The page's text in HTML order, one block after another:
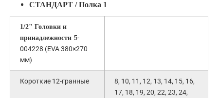
СТАНДАРТ / Полка 1
1/2" Головки и
принадлежности 5-
004228 (EVA 380×270
мм)
Короткие 12-гранные
8, 10, 11, 12, 13, 14, 15, 16,
17, 18, 19, 20, 22, 23, 24,